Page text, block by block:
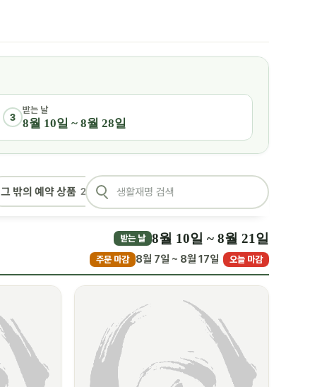
3
받는 날
8월 10일 ~ 8월 28일
그 밖의 예약 상품 2
받는 날 8월 10일 ~ 8월 21일
주문 마감 8월 7일 ~ 8월 17일 오늘 마감